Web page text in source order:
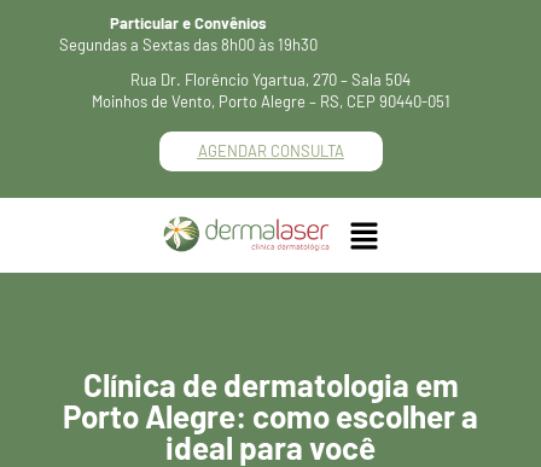
Particular e Convênios
Segundas a Sextas das 8h00 às 19h30
Rua Dr. Florêncio Ygartua, 270 – Sala 504
Moinhos de Vento, Porto Alegre – RS, CEP 90440-051
AGENDAR CONSULTA
Clínica de dermatologia em
Porto Alegre: como escolher a
ideal para você